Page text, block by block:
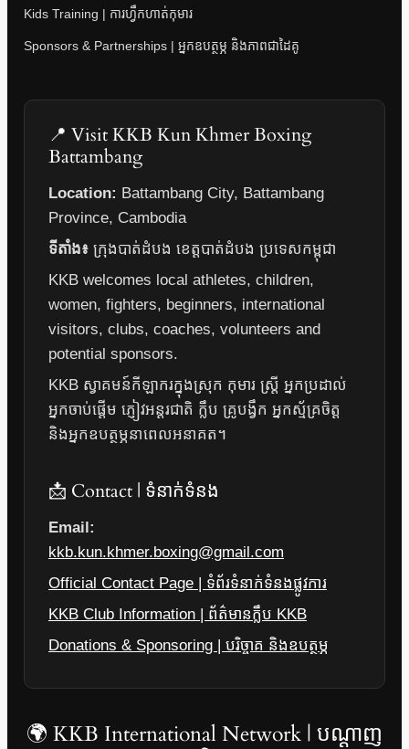
Kids Training | ការហ្វឹកហាត់កុមារ
Sponsors & Partnerships | អ្នកឧបត្ថម្ភ និងភាពជាដៃគូ
📍 Visit KKB Kun Khmer Boxing
Battambang
Location: Battambang City, Battambang
Province, Cambodia
ទីតាំង៖ ក្រុងបាត់ដំបង ខេត្តបាត់ដំបង ប្រទេសកម្ពុជា
KKB welcomes local athletes, children,
women, fighters, beginners, international
visitors, clubs, coaches, volunteers and
potential sponsors.
KKB ស្វាគមន៍កីឡាករក្នុងស្រុក កុមារ ស្ត្រី អ្នកប្រដាល់
អ្នកចាប់ផ្តើម ភ្ញៀវអន្តរជាតិ ក្លឹប គ្រូបង្វឹក អ្នកស្ម័គ្រចិត្ត
និងអ្នកឧបត្ថម្ភនាពេលអនាគត។
📩 Contact | ទំនាក់ទំនង
Email:
kkb.kun.khmer.boxing@gmail.com
Official Contact Page | ទំព័រទំនាក់ទំនងផ្លូវការ
KKB Club Information | ព័ត៌មានក្លឹប KKB
Donations & Sponsoring | បរិច្ចាគ និងឧបត្ថម្ភ
🌍 KKB International Network | បណ្តាញ